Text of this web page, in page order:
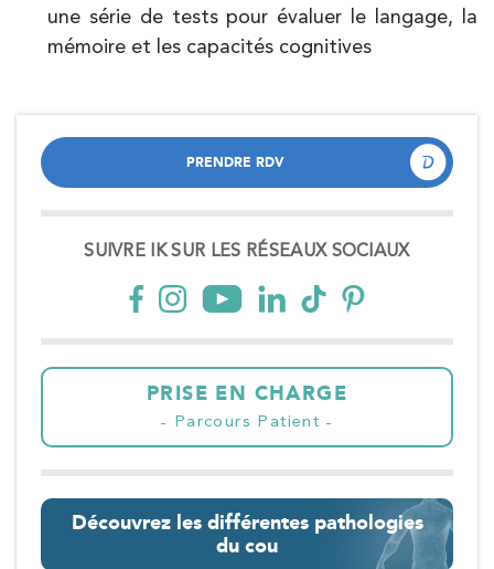
PRENDRE RDV
SUIVRE IK SUR LES RÉSEAUX SOCIAUX
PRISE EN CHARGE
Parcours Patient
Découvrez les différentes pathologies
du cou
une série de tests pour évaluer le langage, la
mémoire et les capacités cognitives